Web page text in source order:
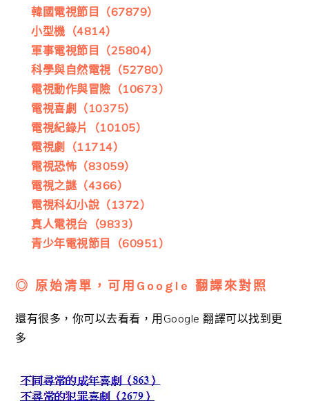
韓國電視節目（67879）
小型機（4814）
軍事電視節目（25804）
科學與自然電視（52780）
電視動作與冒險（10673）
電視喜劇（10375）
電視紀錄片（10105）
電視劇（11714）
電視恐怖（83059）
電視之謎（4366）
電視科幻小說（1372）
真人電視台（9833）
青少年電視節目（60951）
◎ 原始清單，可用Google 翻譯來對照
還有很多，你可以去看看，用Google 翻譯可以找到更
多